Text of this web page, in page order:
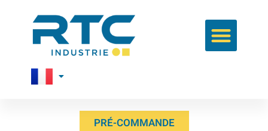
PRÉ-COMMANDE